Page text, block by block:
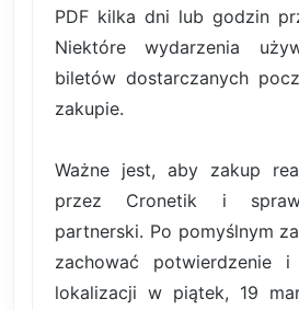
PDF kilka dni lub godzin
Niektóre wydarzenia
biletów dostarczanych
zakupie.
Ważne jest, aby zakup
przez Cronetik i
partnerski. Po pomyślnym
zachować potwierdzenie
lokalizacji w piątek, 19